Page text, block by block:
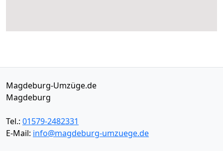
Magdeburg-Umzüge.de
Magdeburg
Tel.: 01579-2482331
E-Mail: info@magdeburg-umzuege.de